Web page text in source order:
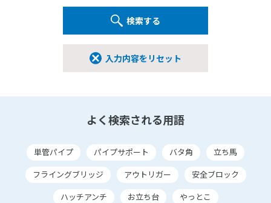
入力内容をリセット
検索する
よく検索される用語
単管パイプ パイプサポート バタ角
立ち馬
フライングブリッジ
アウトリガー
安全ブロック
ハッチアンチ
お立ち台 やっとこ